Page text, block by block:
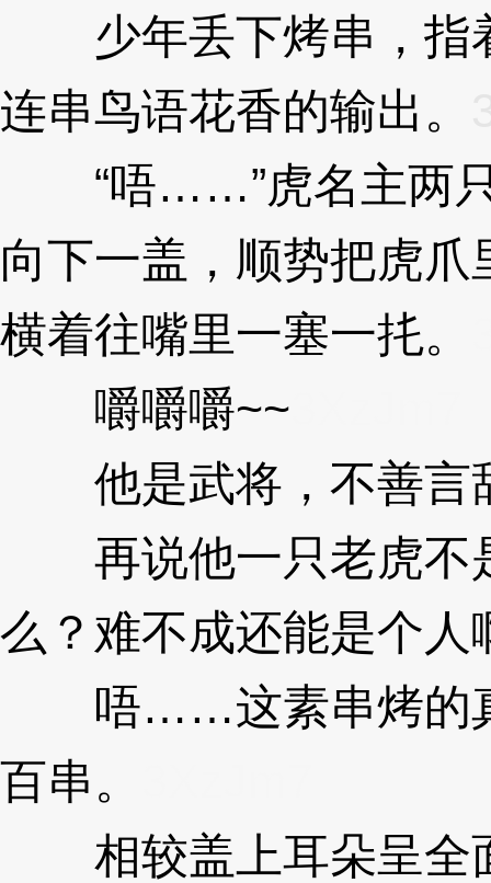
少年丢下烤串，指
连串鸟语花香的输出。
“唔……”虎名主两只
向下一盖，顺势把虎
横着往嘴里一塞一扥。
嚼嚼嚼~~
他是武将，不善言
再说他一只老虎不
么？难不成还能是个人
唔……这素串烤的真
百串。
相较盖上耳朵呈全